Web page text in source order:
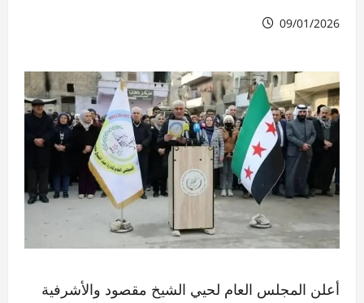
09/01/2026
أعلن المجلس العام لحيي الشيخ مقصود والأشرفية